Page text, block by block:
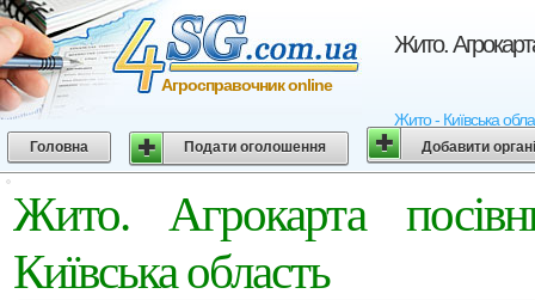
Жито.
Жито - Київська
Агросправочник online
Головна Подати оголошення Добавити
Жито. Агрокарта
Київська область